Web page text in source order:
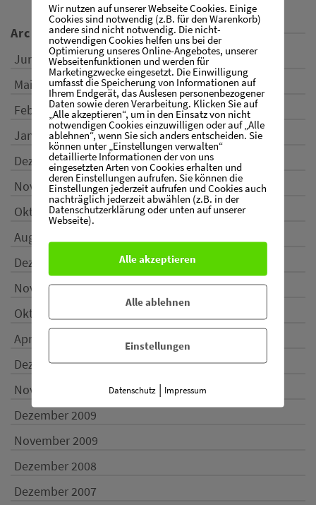
Archiv
Juni 2017
Mai 2017
Februar 2017
Januar 2017
Dezember 2016
November 2016
Oktober 2016
August 2016
Dezember 2015
November 2015
Oktober 2015
April 2015
Dezember 2014
November 2013
Dezember 2009
November 2009
Dezember 2008
Dezember 2007
Wir nutzen auf unserer Webseite Cookies. Einige
Cookies sind notwendig (z.B. für den Warenkorb)
andere sind nicht notwendig. Die nicht-
notwendigen Cookies helfen uns bei der
Optimierung unseres Online-Angebotes, unserer
Webseitenfunktionen und werden für
Marketingzwecke eingesetzt. Die Einwilligung
umfasst die Speicherung von Informationen auf
Ihrem Endgerät, das Auslesen personenbezogener
Daten sowie deren Verarbeitung. Klicken Sie auf
„Alle akzeptieren“, um in den Einsatz von nicht
notwendigen Cookies einzuwilligen oder auf „Alle
ablehnen“, wenn Sie sich anders entscheiden. Sie
können unter „Einstellungen verwalten“
detaillierte Informationen der von uns
eingesetzten Arten von Cookies erhalten und
deren Einstellungen aufrufen. Sie können die
Einstellungen jederzeit aufrufen und Cookies auch
nachträglich jederzeit abwählen (z.B. in der
Datenschutzerklärung oder unten auf unserer
Webseite).
Alle akzeptieren
Alle ablehnen
Einstellungen
Datenschutz | Impressum